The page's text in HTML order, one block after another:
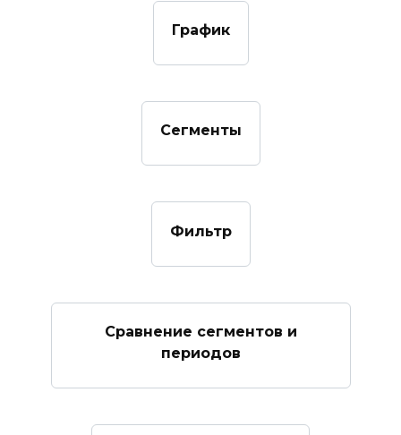
График
Сегменты
Фильтр
Сравнение сегментов и
периодов